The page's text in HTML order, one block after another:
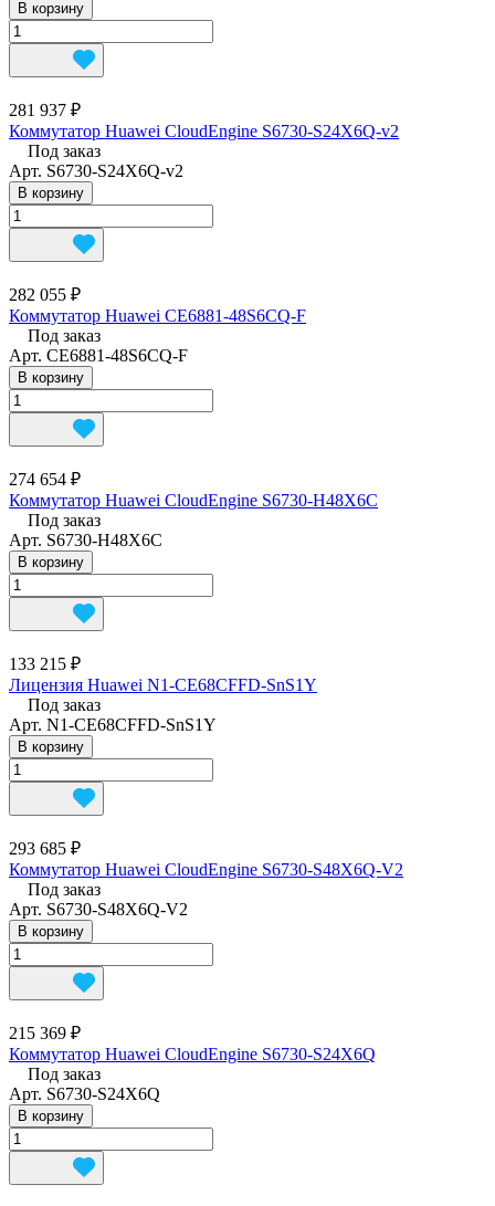
В корзину
281 937 ₽
Коммутатор Huawei CloudEngine S6730-S24X6Q-v2
Под заказ
Арт. S6730-S24X6Q-v2
В корзину
282 055 ₽
Коммутатор Huawei CE6881-48S6CQ-F
Под заказ
Арт. CE6881-48S6CQ-F
В корзину
274 654 ₽
Коммутатор Huawei CloudEngine S6730-H48X6C
Под заказ
Арт. S6730-H48X6C
В корзину
133 215 ₽
Лицензия Huawei N1-CE68CFFD-SnS1Y
Под заказ
Арт. N1-CE68CFFD-SnS1Y
В корзину
293 685 ₽
Коммутатор Huawei CloudEngine S6730-S48X6Q-V2
Под заказ
Арт. S6730-S48X6Q-V2
В корзину
215 369 ₽
Коммутатор Huawei CloudEngine S6730-S24X6Q
Под заказ
Арт. S6730-S24X6Q
В корзину